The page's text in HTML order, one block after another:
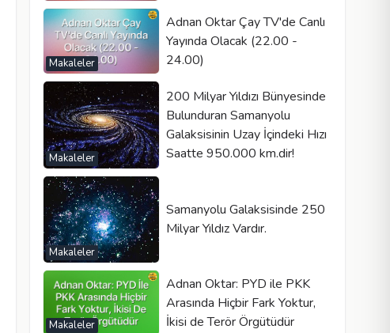
Makaleler
Adnan Oktar Çay TV'de Canlı
Yayında Olacak (22.00 -
24.00)
Makaleler
200 Milyar Yıldızı Bünyesinde
Bulunduran Samanyolu
Galaksisinin Uzay İçindeki Hızı
Saatte 950.000 km.dir!
Makaleler
Samanyolu Galaksisinde 250
Milyar Yıldız Vardır.
Makaleler
Adnan Oktar: PYD ile PKK
Arasında Hiçbir Fark Yoktur,
İkisi de Terör Örgütüdür